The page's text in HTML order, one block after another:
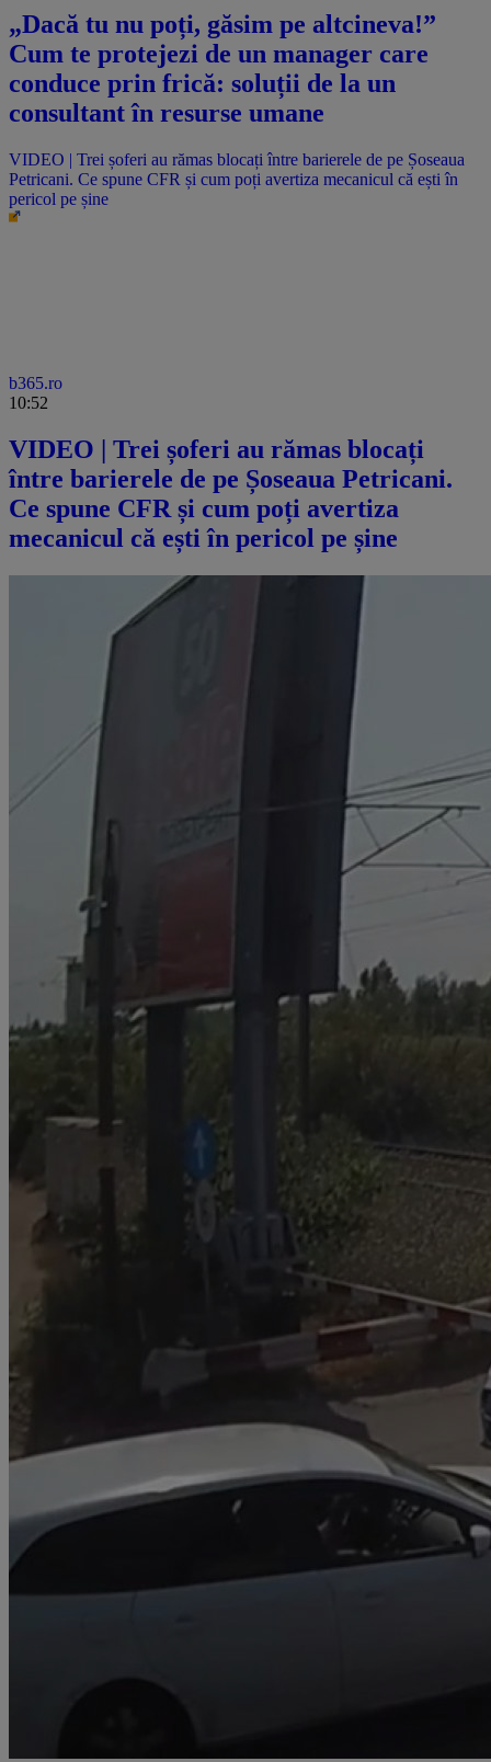
„Dacă tu nu poți, găsim pe altcineva!”
Cum te protejezi de un manager care
conduce prin frică: soluții de la un
consultant în resurse umane
VIDEO | Trei șoferi au rămas blocați între barierele de pe Șoseaua
Petricani. Ce spune CFR și cum poți avertiza mecanicul că ești în
pericol pe șine
b365.ro
10:52
VIDEO | Trei șoferi au rămas blocați
între barierele de pe Șoseaua Petricani.
Ce spune CFR și cum poți avertiza
mecanicul că ești în pericol pe șine